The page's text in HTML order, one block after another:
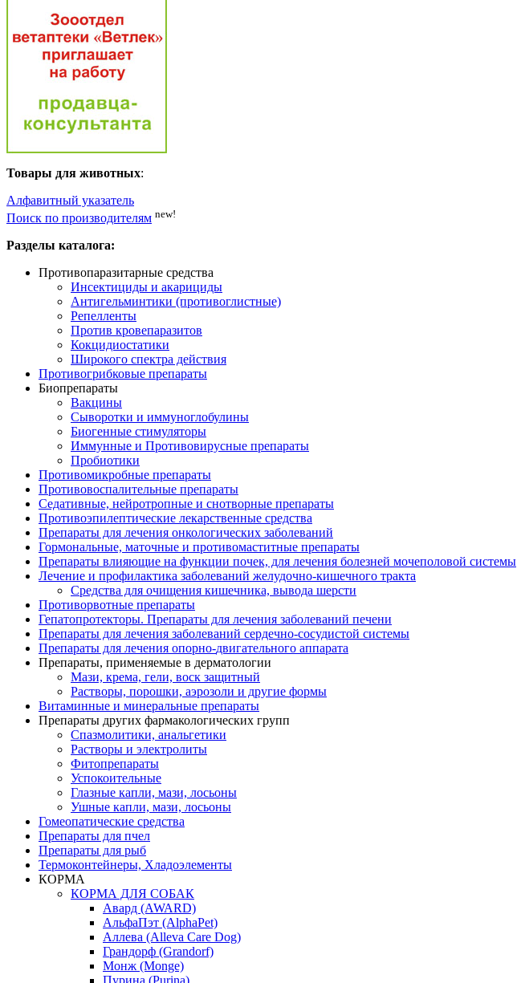
Товары для животных:
Алфавитный указатель
Поиск по производителям new!
Разделы каталога:
Противопаразитарные средства
Инсектициды и акарициды
Антигельминтики (противоглистные)
Репелленты
Против кровепаразитов
Кокцидиостатики
Широкого спектра действия
Противогрибковые препараты
Биопрепараты
Вакцины
Сыворотки и иммуноглобулины
Биогенные стимуляторы
Иммунные и Противовирусные препараты
Пробиотики
Противомикробные препараты
Противовоспалительные препараты
Седативные, нейротропные и снотворные препараты
Противоэпилептические лекарственные средства
Препараты для лечения онкологических заболеваний
Гормональные, маточные и противомаститные препараты
Препараты влияющие на функции почек, для лечения болезней мочеполовой системы
Лечение и профилактика заболеваний желудочно-кишечного тракта
Средства для очищения кишечника, вывода шерсти
Противорвотные препараты
Гепатопротекторы. Препараты для лечения заболеваний печени
Препараты для лечения заболеваний сердечно-сосудистой системы
Препараты для лечения опорно-двигательного аппарата
Препараты, применяемые в дерматологии
Мази, крема, гели, воск защитный
Растворы, порошки, аэрозоли и другие формы
Витаминные и минеральные препараты
Препараты других фармакологических групп
Спазмолитики, анальгетики
Растворы и электролиты
Фитопрепараты
Успокоительные
Глазные капли, мази, лосьоны
Ушные капли, мази, лосьоны
Гомеопатические средства
Препараты для пчел
Препараты для рыб
Термоконтейнеры, Хладоэлементы
КОРМА
КОРМА ДЛЯ СОБАК
Авард (AWARD)
АльфаПэт (AlphaPet)
Аллева (Alleva Care Dog)
Грандорф (Grandorf)
Монж (Monge)